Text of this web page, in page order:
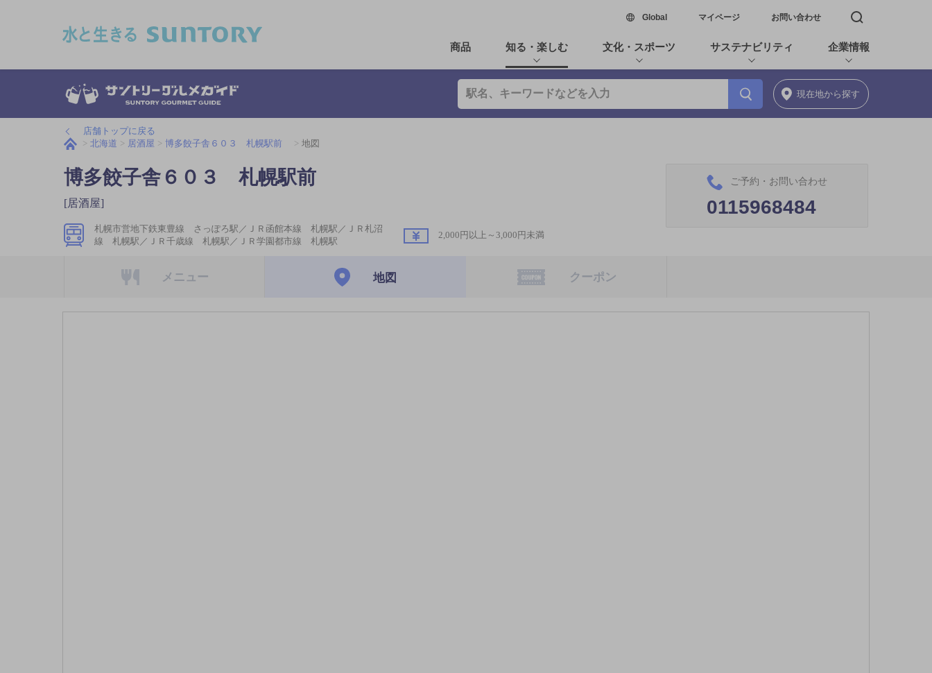
Global新しいウィンドウで開く
マイページ お問い合わせ 検索窓を開く
商品 知る・楽しむ 文化・スポーツ サステナビリティ 企業情報
現在地から探す
店舗トップに戻る
北海道
居酒屋 博多餃子舎６０３ 札幌駅前 地図
博多餃子舎６０３ 札幌駅前
[居酒屋]
札幌市営地下鉄東豊線 さっぽろ駅／ＪＲ函館本線 札幌駅／ＪＲ札沼
線 札幌駅／ＪＲ千歳線 札幌駅／ＪＲ学園都市線 札幌駅
2,000円以上～3,000円未満
ご予約・お問い合わせ
0115968484
メニュー 地図 クーポン